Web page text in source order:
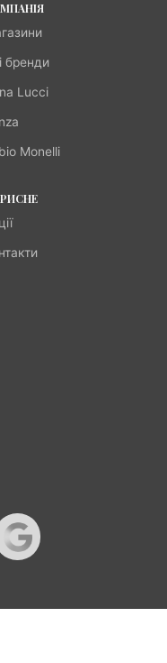
бренди
Lucci
Monelli